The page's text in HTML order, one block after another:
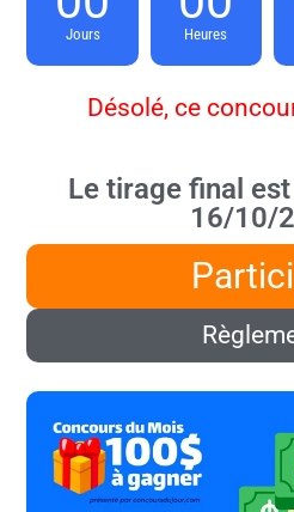
Jours Heures
Désolé, ce
Le tirage final
16/10/